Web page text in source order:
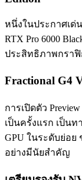
หนึ่งในประกาศเด่
RTX Pro 6000
ประสิทธิภาพกรา
Fractional G4
การเปิดตัว
เป็นครั้งแรก เป็น
GPU ในระดับย่อ
อย่างมีนัยสำคัญ